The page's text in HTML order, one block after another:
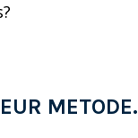
METODE.